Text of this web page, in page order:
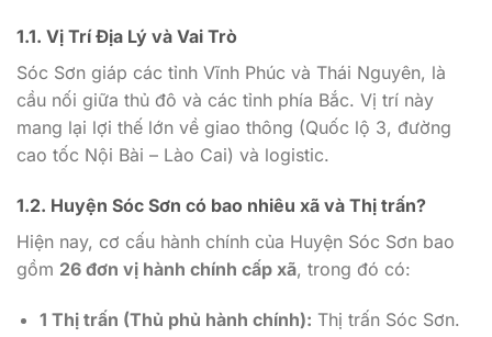
1.1. Vị Trí Địa Lý và Vai Trò
Sóc Sơn giáp các tỉnh Vĩnh Phúc và Thái Nguyên, là
cầu nối giữa thủ đô và các tỉnh phía Bắc. Vị trí này
mang lại lợi thế lớn về giao thông (Quốc lộ 3, đường
cao tốc Nội Bài – Lào Cai) và logistic.
1.2. Huyện Sóc Sơn có bao nhiêu xã và Thị trấn?
Hiện nay, cơ cấu hành chính của Huyện Sóc Sơn bao
gồm 26 đơn vị hành chính cấp xã, trong đó có:
1 Thị trấn (Thủ phủ hành chính): Thị trấn Sóc Sơn.